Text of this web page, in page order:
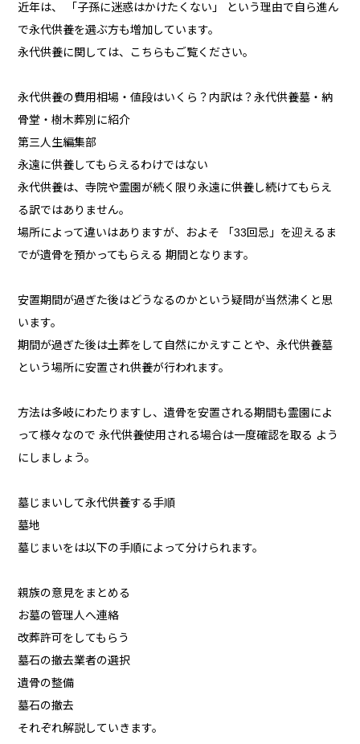
近年は、 「子孫に迷惑はかけたくない」 という理由で自ら進ん
で永代供養を選ぶ方も増加しています。
永代供養に関しては、こちらもご覧ください。
永代供養の費用相場・値段はいくら？内訳は？永代供養墓・納
骨堂・樹木葬別に紹介
第三人生編集部
永遠に供養してもらえるわけではない
永代供養は、寺院や霊園が続く限り永遠に供養し続けてもらえ
る訳ではありません。
場所によって違いはありますが、およそ 「33回忌」を迎えるま
でが遺骨を預かってもらえる 期間となります。
安置期間が過ぎた後はどうなるのかという疑問が当然沸くと思
います。
期間が過ぎた後は土葬をして自然にかえすことや、永代供養墓
という場所に安置され供養が行われます。
方法は多岐にわたりますし、遺骨を安置される期間も霊園によ
って様々なので 永代供養使用される場合は一度確認を取る よう
にしましょう。
墓じまいして永代供養する手順
墓地
墓じまいをは以下の手順によって分けられます。
親族の意見をまとめる
お墓の管理人へ連絡
改葬許可をしてもらう
墓石の撤去業者の選択
遺骨の整備
墓石の撤去
それぞれ解説していきます。